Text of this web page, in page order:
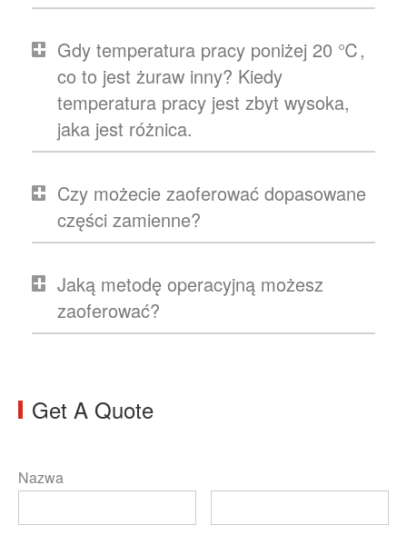
Gdy temperatura pracy poniżej 20 ℃,
co to jest żuraw inny? Kiedy
temperatura pracy jest zbyt wysoka,
jaka jest różnica.
Czy możecie zaoferować dopasowane
części zamienne?
Jaką metodę operacyjną możesz
zaoferować?
Get A Quote
Nazwa